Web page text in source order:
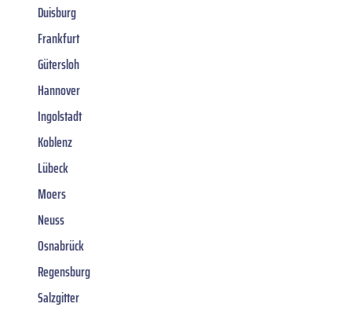
Duisburg
Frankfurt
Gütersloh
Hannover
Ingolstadt
Koblenz
Lübeck
Moers
Neuss
Osnabrück
Regensburg
Salzgitter